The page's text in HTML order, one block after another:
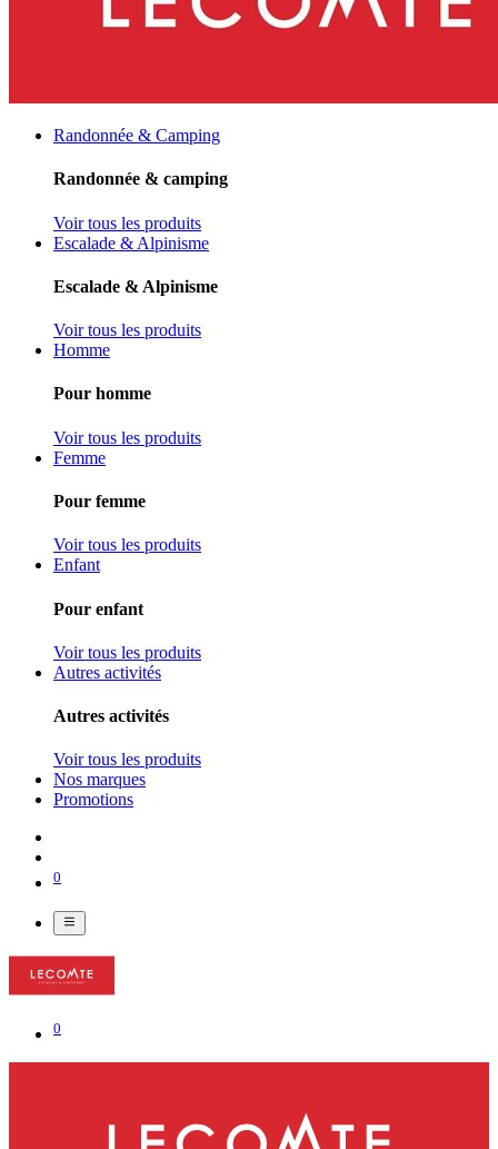
Randonnée & Camping
Randonnée & camping
Voir tous les produits
Escalade & Alpinisme
Escalade & Alpinisme
Voir tous les produits
Homme
Pour homme
Voir tous les produits
Femme
Pour femme
Voir tous les produits
Enfant
Pour enfant
Voir tous les produits
Autres activités
Autres activités
Voir tous les produits
Nos marques
Promotions
0
0